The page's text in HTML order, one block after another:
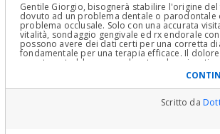
Gentile Giorgio, bisognerà stabilire l'origine
dovuto ad un problema dentale o parodontale
problema occlusale. Solo con una accurata
vitalità, sondaggio gengivale ed rx endorale
possono avere dei dati certi per una corretta
fondamentale per una terapia efficace. Il
avverte potrebbe essere dovuto ad un
causa dell'infiltrazione dell'otturazione oppure
gengivale o parodontale. Prima di finire la
di posizionare l'intarsio è bene che si faccia
soluzione alla sintomatologia avvertita. Solo
risoluzione del problema si potrà posizionare
Scritto da